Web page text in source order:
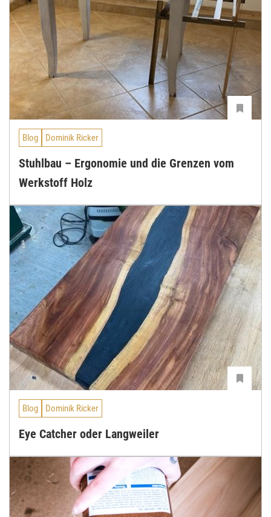
Blog Dominik Ricker
Stuhlbau – Ergonomie und die Grenzen vom
Werkstoff Holz
Blog Dominik Ricker
Eye Catcher oder Langweiler